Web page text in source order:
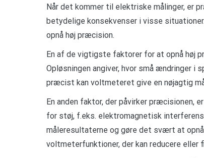
Når det kommer til elektriske målinger, er
betydelige konsekvenser i visse
opnå høj præcision.
En af de vigtigste faktorer for at opnå høj
Opløsningen angiver, hvor små ændringer i
præcist kan voltmeteret give en nøjagtig
En anden faktor, der påvirker
for støj, f.eks. elektromagnetisk
måleresultaterne og gøre det svært at
voltmeterfunktioner, der kan reducere